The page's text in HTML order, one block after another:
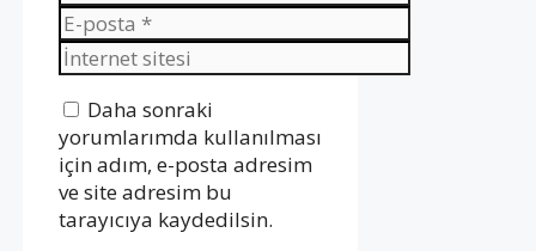
E-
posta
İnternet
sitesi
Daha sonraki
yorumlarımda kullanılması
için adım, e-posta adresim
ve site adresim bu
tarayıcıya kaydedilsin.